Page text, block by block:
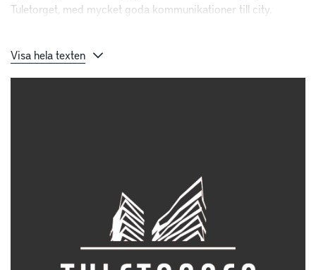
Tuletorget, med mycket goda kommunikationer till city.
enkelhet och funktion. Entrén kittlar med sina hotellreferenser
där bladguldet ökar på takhöjden och hissen i mässing tar dig
Visa hela texten